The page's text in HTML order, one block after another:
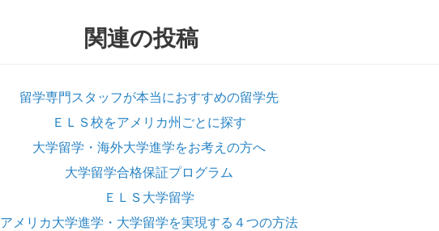
関連の投稿
留学専門スタッフが本当におすすめの留学先
ＥＬＳ校をアメリカ州ごとに探す
大学留学・海外大学進学をお考えの方へ
大学留学合格保証プログラム
ＥＬＳ大学留学
アメリカ大学進学・大学留学を実現する４つの方法